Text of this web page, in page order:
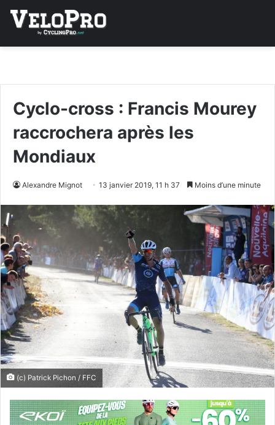
Cyclo-cross : Francis Mourey
raccrochera après les
Mondiaux
Alexandre Mignot 13 janvier 2019, 11 h 37 Moins d’une minute
(c) Patrick Pichon / FFC